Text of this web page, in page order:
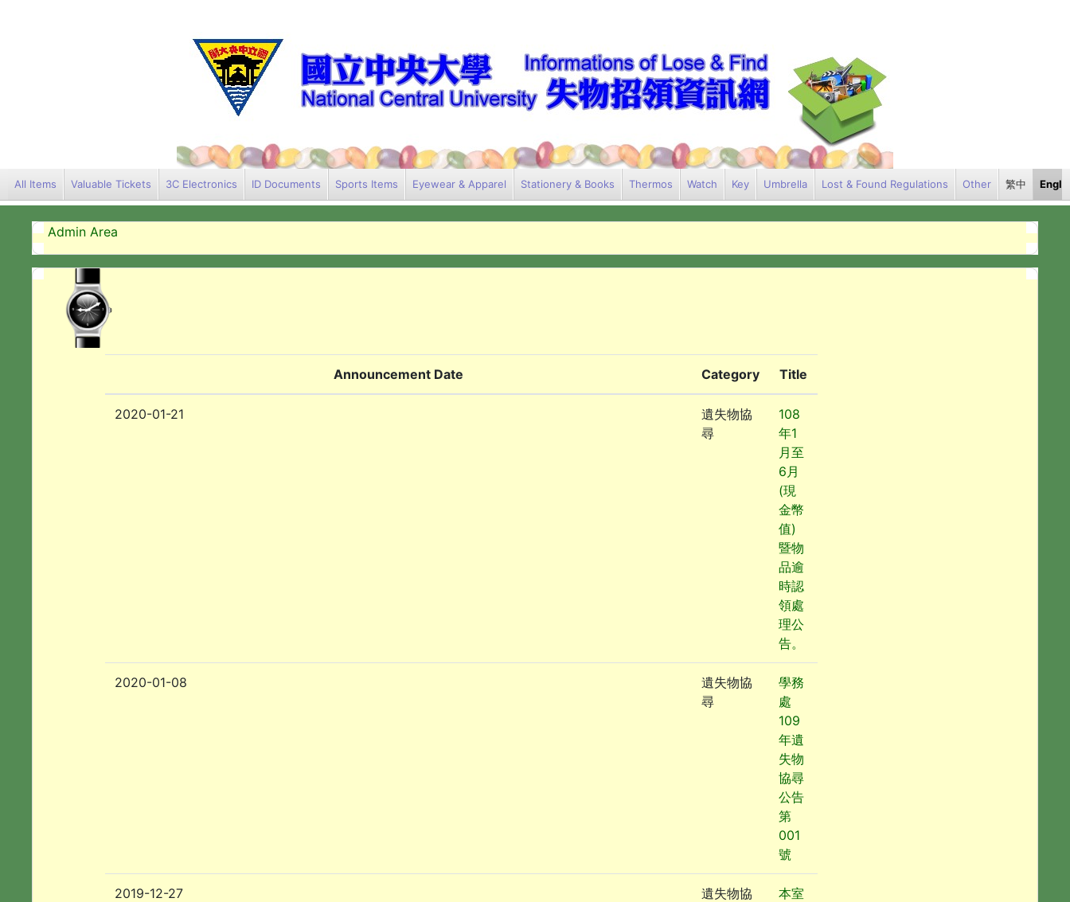
All Items Valuable Tickets 3C Electronics ID Documents Sports Items Eyewear & Apparel Stationery & Books Thermos Watch Key Umbrella Lost & Found Regulations Other 繁中
Admin Area
Announcement Date Category Title
2020-01-21
遺失物協
尋
108
年1
月至
6月
(現
金幣
值)
暨物
品逾
時認
領處
理公
告。
2020-01-08
遺失物協
尋
學務
處
109
年遺
失物
協尋
公告
第
001
號
2019-12-27
遺失物協
本室